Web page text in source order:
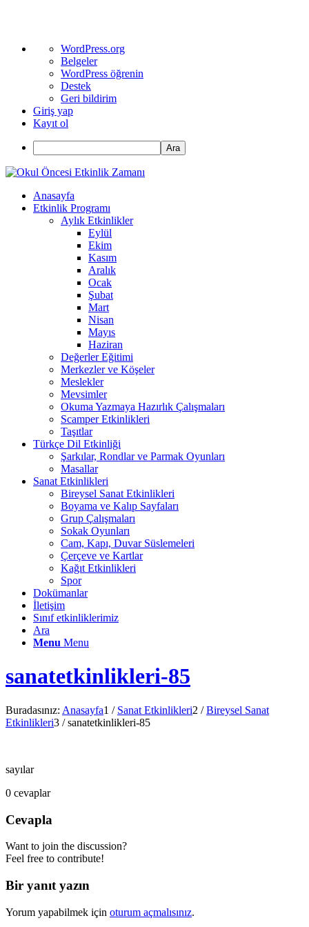
WordPress
hakkında
WordPress.org
Belgeler
WordPress öğrenin
Destek
Geri bildirim
Giriş yap
Kayıt ol
Ara
Anasayfa
Etkinlik Programı
Aylık Etkinlikler
Eylül
Ekim
Kasım
Aralık
Ocak
Şubat
Mart
Nisan
Mayıs
Haziran
Değerler Eğitimi
Merkezler ve Köşeler
Meslekler
Mevsimler
Okuma Yazmaya Hazırlık Çalışmaları
Scamper Etkinlikleri
Taşıtlar
Türkçe Dil Etkinliği
Şarkılar, Rondlar ve Parmak Oyunları
Masallar
Sanat Etkinlikleri
Bireysel Sanat Etkinlikleri
Boyama ve Kalıp Sayfaları
Grup Çalışmaları
Sokak Oyunları
Cam, Kapı, Duvar Süslemeleri
Çerçeve ve Kartlar
Kağıt Etkinlikleri
Spor
Dokümanlar
İletişim
Sınıf etkinliklerimiz
Ara
Menu Menu
sanatetkinlikleri-85
Buradasınız: Anasayfa1 / Sanat Etkinlikleri2 / Bireysel Sanat
Etkinlikleri3 / sanatetkinlikleri-85
sayılar
0 cevaplar
Cevapla
Want to join the discussion?
Feel free to contribute!
Bir yanıt yazın
Yorum yapabilmek için oturum açmalısınız.